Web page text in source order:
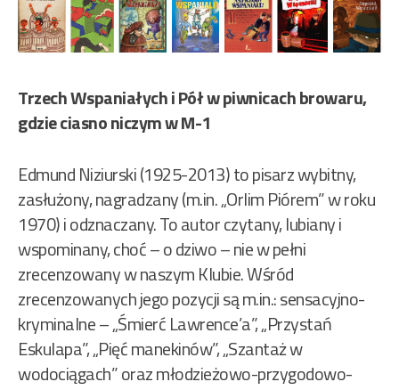
Trzech Wspaniałych i Pół w piwnicach browaru,
gdzie ciasno niczym w M-1
Edmund Niziurski (1925-2013) to pisarz wybitny,
zasłużony, nagradzany (m.in. „Orlim Piórem” w roku
1970) i odznaczany. To autor czytany, lubiany i
wspominany, choć – o dziwo – nie w pełni
zrecenzowany w naszym Klubie. Wśród
zrecenzowanych jego pozycji są m.in.: sensacyjno-
kryminalne – „Śmierć Lawrence’a”, „Przystań
Eskulapa”, „Pięć manekinów”, „Szantaż w
wodociągach” oraz młodzieżowo-przygodowo-